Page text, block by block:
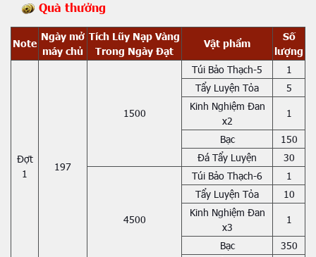
Quà thưởng
Note
Ngày mở
máy chủ
Tích Lũy Nạp Vàng
Trong Ngày Đạt
Vật phẩm
Số
lượng
Đợt
1
197
1500
Túi Bảo Thạch-5
1
Tẩy Luyện Tỏa
5
Kinh Nghiệm Đan
x2
1
Bạc
150
Đá Tẩy Luyện
30
4500
Túi Bảo Thạch-6
1
Tẩy Luyện Tỏa
10
Kinh Nghiệm Đan
x3
1
Bạc
350